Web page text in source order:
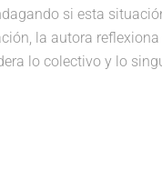
si esta
la autora
lo colectivo y lo